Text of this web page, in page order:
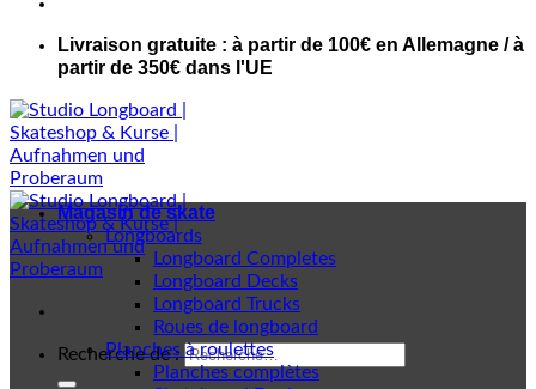
Livraison gratuite : à partir de 100€ en Allemagne / à
partir de 350€ dans l'UE
Recherche de :
Magasin de skate
Longboards
Longboard Completes
Longboard Decks
Longboard Trucks
Roues de longboard
Planches à roulettes
Planches complètes